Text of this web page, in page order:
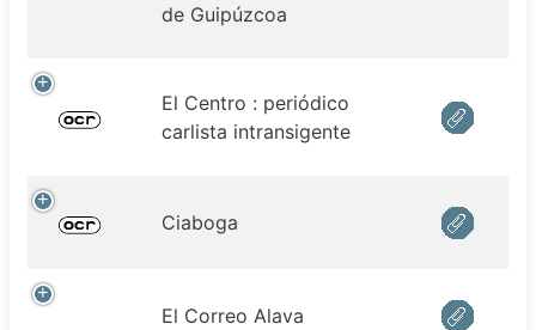
de Guipúzcoa
El Centro : periódico
carlista intransigente
Ciaboga
El Correo Alava